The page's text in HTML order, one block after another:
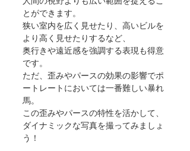
とができます。
狭い室内を広く見せたり、高いビルを
より高く見せたりするなど、
奥行きや遠近感を強調する表現も得意
です。
ただ、歪みやパースの効果の影響でポ
ートレートにおいては一番難しい暴れ
馬。
この歪みやパースの特性を活かして、
ダイナミックな写真を撮ってみましょ
う！